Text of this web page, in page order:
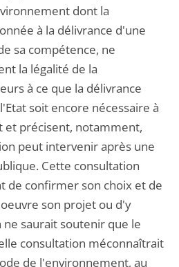
dont la
à la délivrance d'une
sa compétence, ne
la légalité de la
à ce que la délivrance
soit encore nécessaire à
et précisent, notamment,
peut intervenir après une
Cette consultation
de confirmer son choix et de
son projet ou d'y
saurait soutenir que le
consultation méconnaîtrait
de l'environnement, au